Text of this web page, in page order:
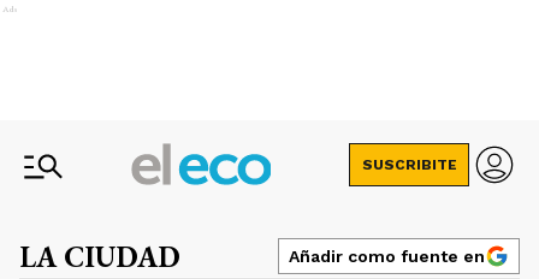
Ads
SUSCRIBITE
LA CIUDAD Añadir como fuente en